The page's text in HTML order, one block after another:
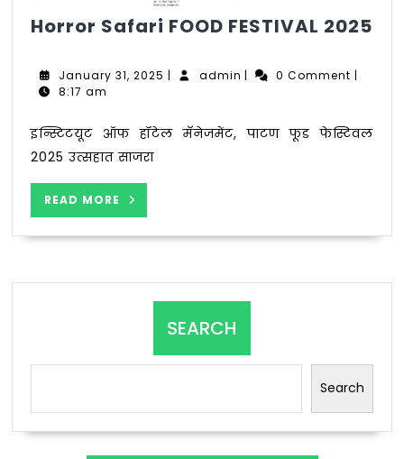
Horror Safari FOOD FESTIVAL 2025
January 31, 2025 January
| admin admin
| 0 Comment |
8:17 am
इन्स्टिटयूट ऑफ हॉटेल मॅनेजमेंट, पाटण फूड फेस्टिवल
2025 उत्सहात साजरा
READ MORE
READ
MORE
SEARCH
Search